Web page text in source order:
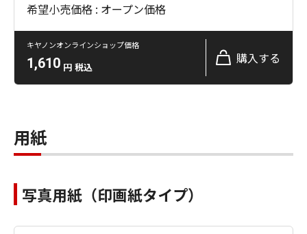
希望小売価格 : オープン価格
キヤノンオンラインショップ価格
1,610 円 税込
購入する
用紙
写真用紙（印画紙タイプ）